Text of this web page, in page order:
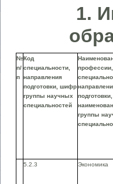
1.
№
п/
п
Код
специальности,
направления
подготовки, шифр
группы научных
специальностей
профессии,
подготовки,
группы
5.2.3 Экономика